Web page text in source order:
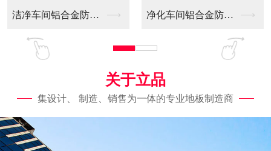
全铝防静电地板
关于立品
集设计、 制造、销售为一体的专业地板制造商